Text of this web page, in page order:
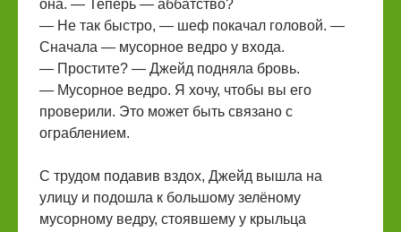
она. — Теперь — аббатство?
— Не так быстро, — шеф покачал головой. —
Сначала — мусорное ведро у входа.
— Простите? — Джейд подняла бровь.
— Мусорное ведро. Я хочу, чтобы вы его
проверили. Это может быть связано с
ограблением.
С трудом подавив вздох, Джейд вышла на
улицу и подошла к большому зелёному
мусорному ведру, стоявшему у крыльца